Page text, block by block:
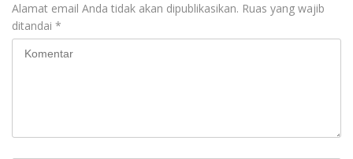
Alamat email Anda tidak akan dipublikasikan. Ruas yang wajib
ditandai *